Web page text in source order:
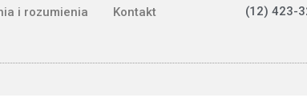
i rozumienia Kontakt (12) 423-